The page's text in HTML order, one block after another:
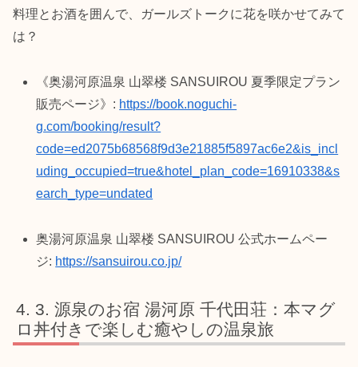
料理とお酒を囲んで、ガールズトークに花を咲かせてみて
は？
《奥湯河原温泉 山翠楼 SANSUIROU 夏季限定プラン
販売ページ》: https://book.noguchi-
g.com/booking/result?
code=ed2075b68568f9d3e21885f5897ac6e2&is_incl
uding_occupied=true&hotel_plan_code=16910338&s
earch_type=undated
奥湯河原温泉 山翠楼 SANSUIROU 公式ホームペー
ジ: https://sansuirou.co.jp/
3. 源泉のお宿 湯河原 千代田荘：本マグ
ロ丼付きで楽しむ癒やしの温泉旅